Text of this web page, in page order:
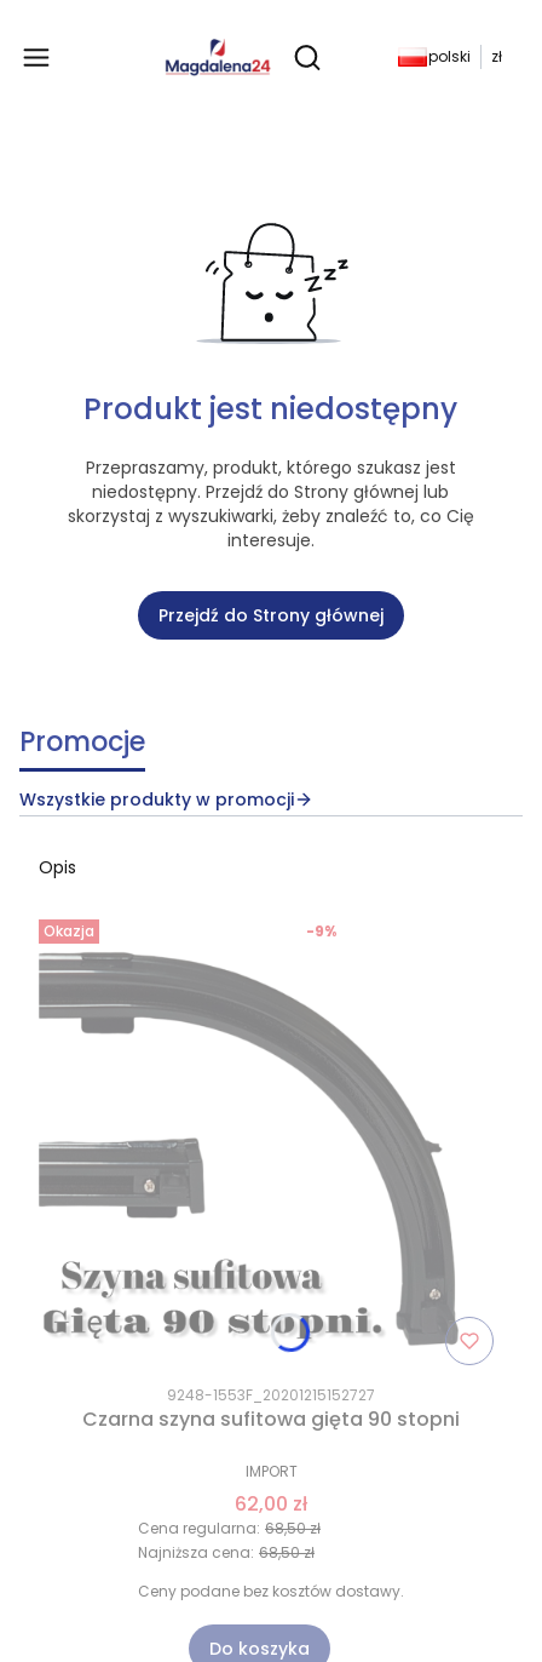
Otwórz wyszukiwarkę
Produkty w
polski zł
Produkt jest niedostępny
Przepraszamy, produkt, którego szukasz jest
niedostępny. Przejdź do Strony głównej lub
skorzystaj z wyszukiwarki, żeby znaleźć to, co Cię
interesuje.
Przejdź do Strony głównej
Promocje
Wszystkie produkty w promocji
Opis
Okazja
9248-1553F_20201215152727
Czarna szyna sufitowa gięta 90 stopni
IMPORT
62,00 zł
Cena regularna: 68,50 zł
-9%
Najniższa cena: 68,50 zł
Ceny podane bez kosztów dostawy.
Do koszyka